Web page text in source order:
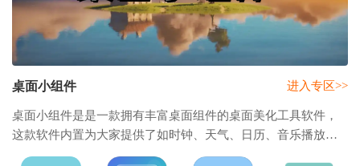
桌面小组件
桌面小组件是是一款拥有丰富桌面组件的桌面美化工具软件，
这款软件内置为大家提供了如时钟、天气、日历、音乐播放器
等各种类型的桌面小组件，支持大家随心选择，而且操作非常
进入专区>>